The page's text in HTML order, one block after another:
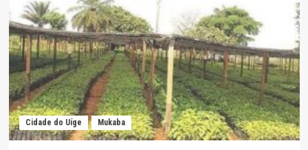
Cidade do Uíge Mukaba